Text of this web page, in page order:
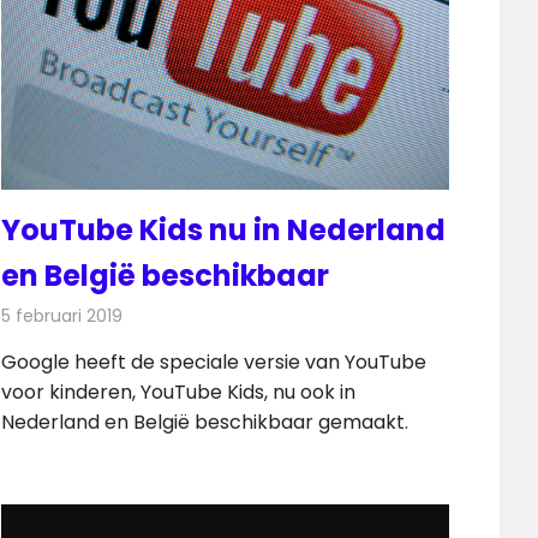
YouTube Kids nu in Nederland
en België beschikbaar
5 februari 2019
Google heeft de speciale versie van YouTube
voor kinderen, YouTube Kids, nu ook in
Nederland en België beschikbaar gemaakt.